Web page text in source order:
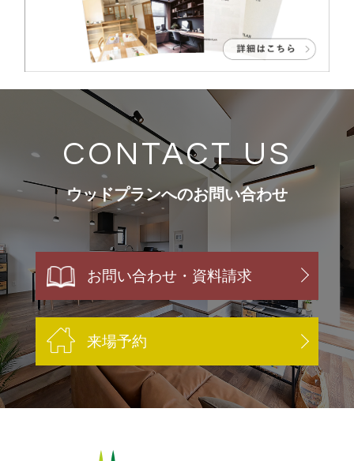
CONTACT US
ウッドプランへのお問い合わせ
お問い合わせ・資料請求
来場予約